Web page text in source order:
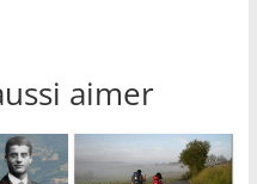
aimer